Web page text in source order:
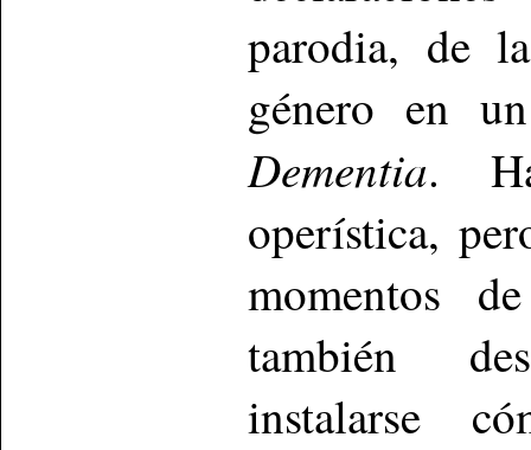
parodia, de
género en
Dementia.
operística,
momentos
también
instalarse